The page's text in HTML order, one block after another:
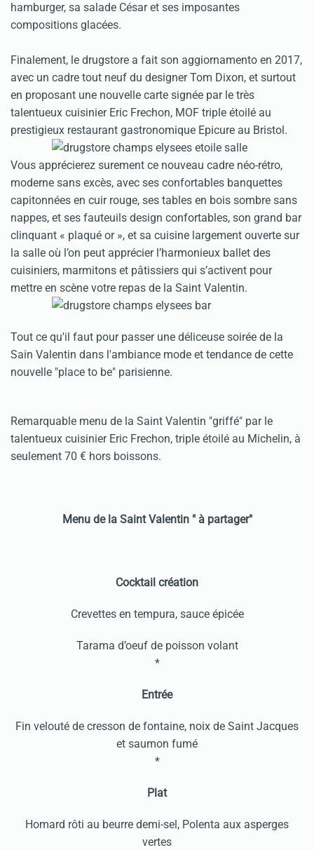
hamburger, sa salade César et ses imposantes
compositions glacées.
Finalement, le drugstore a fait son aggiornamento en 2017,
avec un cadre tout neuf du designer Tom Dixon, et surtout
en proposant une nouvelle carte signée par le très
talentueux cuisinier Eric Frechon, MOF triple étoilé au
prestigieux restaurant gastronomique Epicure au Bristol.
Vous apprécierez surement ce nouveau cadre néo-rétro,
moderne sans excès, avec ses confortables banquettes
capitonnées en cuir rouge, ses tables en bois sombre sans
nappes, et ses fauteuils design confortables, son grand bar
clinquant « plaqué or », et sa cuisine largement ouverte sur
la salle où l’on peut apprécier l’harmonieux ballet des
cuisiniers, marmitons et pâtissiers qui s’activent pour
mettre en scène votre repas de la Saint Valentin.
Tout ce qu'il faut pour passer une déliceuse soirée de la
Sain Valentin dans l'ambiance mode et tendance de cette
nouvelle "place to be" parisienne.
Remarquable menu de la Saint Valentin "griffé" par le
talentueux cuisinier Eric Frechon, triple étoilé au Michelin, à
seulement 70 € hors boissons.
Menu de la Saint Valentin " à partager"
Cocktail création
Crevettes en tempura, sauce épicée
Tarama d’oeuf de poisson volant
*
Entrée
Fin velouté de cresson de fontaine, noix de Saint Jacques
et saumon fumé
*
Plat
Homard rôti au beurre demi-sel, Polenta aux asperges
vertes